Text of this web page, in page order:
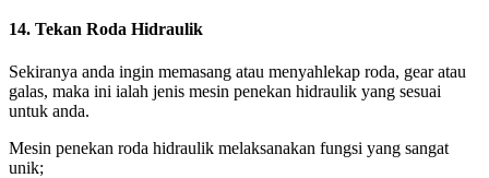
14. Tekan Roda Hidraulik
Sekiranya anda ingin memasang atau menyahlekap roda, gear atau
galas, maka ini ialah jenis mesin penekan hidraulik yang sesuai
untuk anda.
Mesin penekan roda hidraulik melaksanakan fungsi yang sangat
unik;